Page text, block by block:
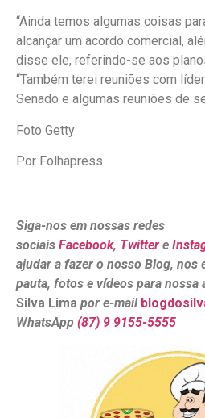
“Ainda temos algumas coisas
alcançar um acordo comercial,
disse ele, referindo-se aos
“Também terei reuniões com
Senado e algumas reuniões de
Foto Getty
Por Folhapress
Siga-nos em nossas redes
sociais Facebook, Twitter e
ajudar a fazer o nosso Blog, nos
pauta, fotos e vídeos para nossa
Silva Lima por e-mail
WhatsApp (87) 9 9155-5555